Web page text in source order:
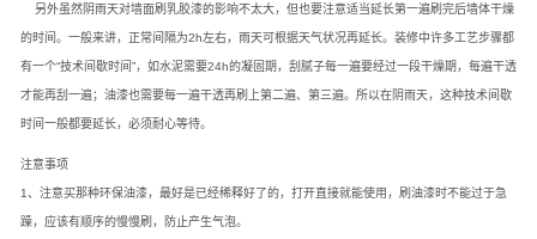
另外虽然阴雨天对墙面刷乳胶漆的影响不太大，但也要注意适当延长第一遍刷完后墙体干燥
的时间。一般来讲，正常间隔为2h左右，雨天可根据天气状况再延长。装修中许多工艺步骤都
有一个“技术间歇时间”，如水泥需要24h的凝固期，刮腻子每一遍要经过一段干燥期，每遍干透
才能再刮一遍；油漆也需要每一遍干透再刷上第二遍、第三遍。所以在阴雨天，这种技术间歇
时间一般都要延长，必须耐心等待。
注意事项
1、注意买那种环保油漆，最好是已经稀释好了的，打开直接就能使用，刷油漆时不能过于急
躁，应该有顺序的慢慢刷，防止产生气泡。